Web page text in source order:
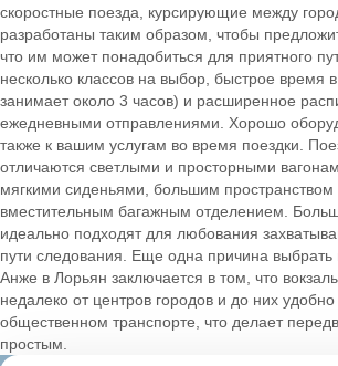
скоростные поезда, курсирующие между
разработаны таким образом, чтобы
что им может понадобиться для приятного
несколько классов на выбор, быстрое время
занимает около 3 часов) и расширенное
ежедневными отправлениями. Хорошо
также к вашим услугам во время поездки.
отличаются светлыми и просторными
мягкими сиденьями, большим пространством
вместительным багажным отделением.
идеально подходят для любования
пути следования. Еще одна причина выбрать
Анже в Лорьян заключается в том, что
недалеко от центров городов и до них
общественном транспорте, что делает
простым.